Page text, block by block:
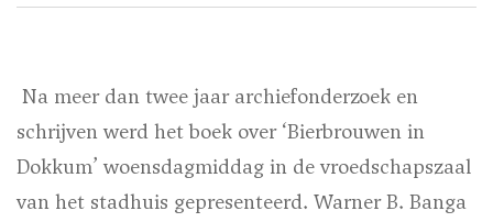
Na meer dan twee jaar archiefonderzoek en
schrijven werd het boek over ‘Bierbrouwen in
Dokkum’ woensdagmiddag in de vroedschapszaal
van het stadhuis gepresenteerd. Warner B. Banga